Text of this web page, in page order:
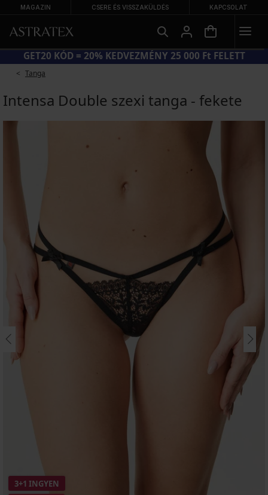
MAGAZIN CSERE ÉS VISSZAKÜLDÉS KAPCSOLAT
NAGY NYÁRI KIÁRUSÍTÁS AKÁR −70%
Tanga
Intensa Double szexi tanga - fekete
3+1 INGYEN